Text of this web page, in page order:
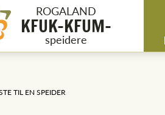
ROGALAND
KFUK-KFUM-
speidere
TIL EN SPEIDER